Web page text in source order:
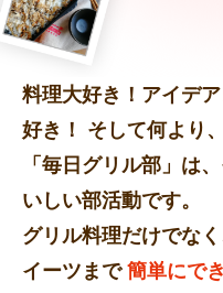
料理大好き！アイデ
好き！ そして何より、
「毎日グリル部」は
いしい部活動です。
グリル料理だけでな
イーツまで 簡単にで